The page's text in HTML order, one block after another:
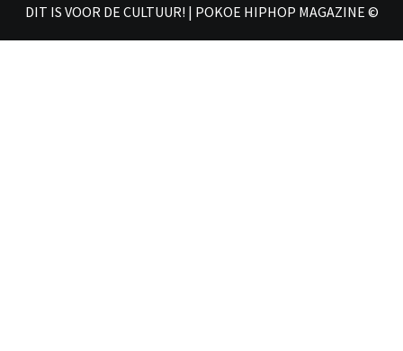
DIT IS VOOR DE CULTUUR! | POKOE HIPHOP MAGAZINE ©